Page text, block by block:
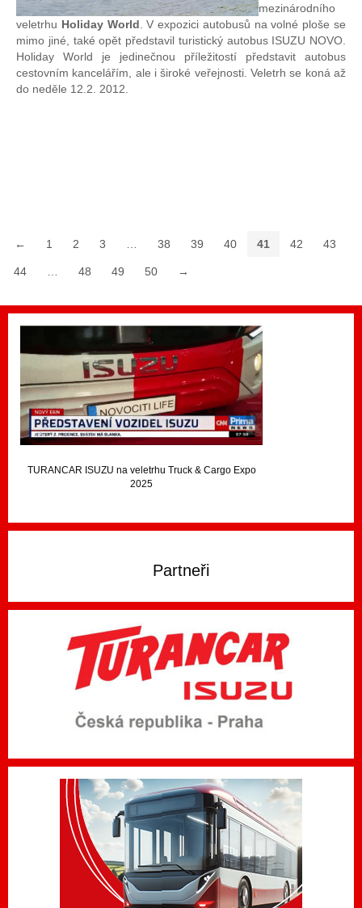
mezinárodního
veletrhu Holiday World. V expozici autobusů na volné ploše se
mimo jiné, také opět představil turistický autobus ISUZU NOVO.
Holiday World je jedinečnou příležitostí představit autobus
cestovním kancelářím, ale i široké veřejnosti. Veletrh se koná až
do neděle 12.2. 2012.
← 1 2 3 … 38 39 40 41 42 43
44 … 48 49 50 →
TURANCAR ISUZU na veletrhu Truck & Cargo Expo
2025
Partneři